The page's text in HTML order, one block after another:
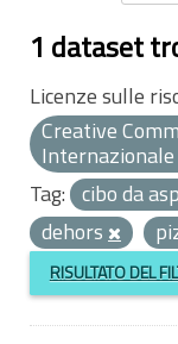
1 dataset
Licenze sulle
Creative
Internazionale
Tag: cibo da
dehors
RISULTATO DEL